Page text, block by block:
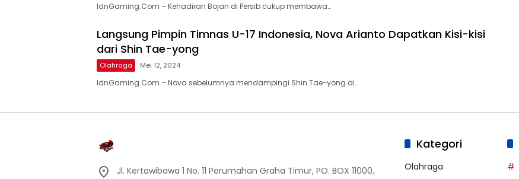
IdnGaming.Com – Kehadiran Bojan di Persib cukup membawa…
Langsung Pimpin Timnas U-17 Indonesia, Nova Arianto Dapatkan Kisi-kisi
dari Shin Tae-yong
Olahraga Mei 12, 2024
IdnGaming.Com – Nova sebelumnya mendampingi Shin Tae-yong di…
Jl. Kertawibawa 1 No. 11 Perumahan Graha Timur, PO. BOX 11000,
Kategori
Olahraga